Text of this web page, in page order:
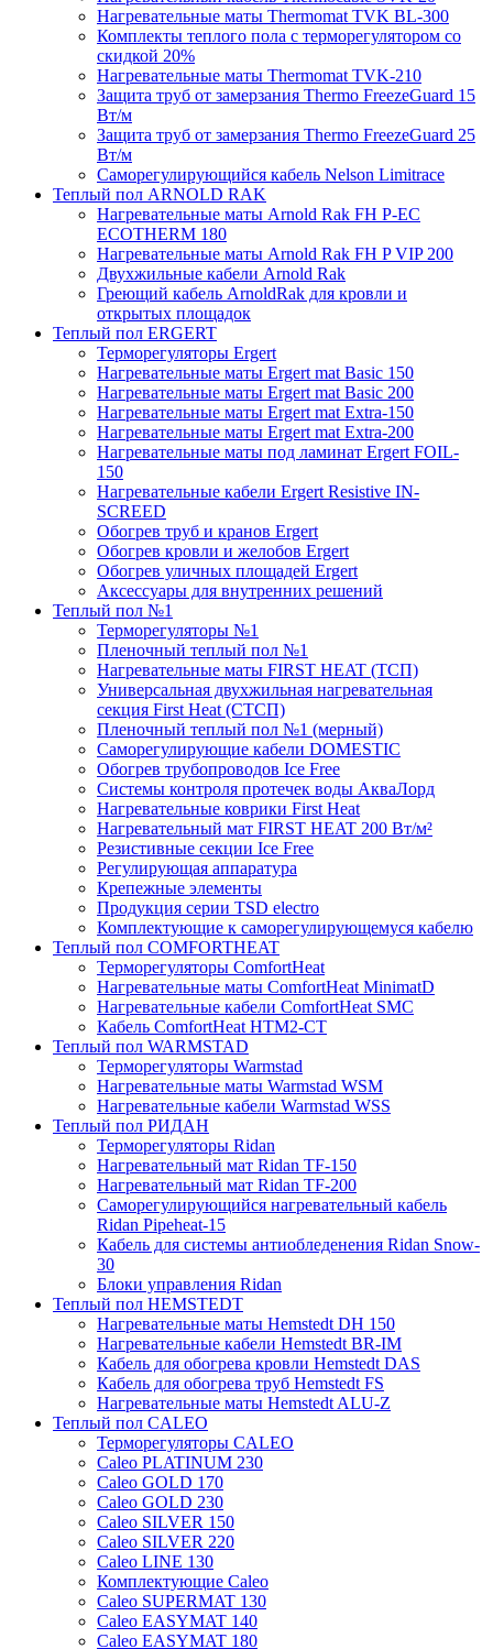
Нагревательные маты Thermomat TVK BL-300
Комплекты теплого пола с терморегулятором со
скидкой 20%
Нагревательные маты Thermomat TVK-210
Защита труб от замерзания Thermo FreezeGuard 15
Вт/м
Защита труб от замерзания Thermo FreezeGuard 25
Вт/м
Саморегулирующийся кабель Nelson Limitrace
Теплый пол ARNOLD RAK
Нагревательные маты Arnold Rak FH P-EC
ECOTHERM 180
Нагревательные маты Arnold Rak FH P VIP 200
Двухжильные кабели Arnold Rak
Греющий кабель ArnoldRak для кровли и
открытых площадок
Теплый пол ERGERT
Терморегуляторы Ergert
Нагревательные маты Ergert mat Basic 150
Нагревательные маты Ergert mat Basic 200
Нагревательные маты Ergert mat Extra-150
Нагревательные маты Ergert mat Extra-200
Нагревательные маты под ламинат Ergert FOIL-
150
Нагревательные кабели Ergert Resistive IN-
SCREED
Обогрев труб и кранов Ergert
Обогрев кровли и желобов Ergert
Обогрев уличных площадей Ergert
Аксессуары для внутренних решений
Теплый пол №1
Терморегуляторы №1
Пленочный теплый пол №1
Нагревательные маты FIRST HEAT (ТСП)
Универсальная двухжильная нагревательная
секция First Heat (СТСП)
Пленочный теплый пол №1 (мерный)
Саморегулирующие кабели DOMESTIC
Обогрев трубопроводов Ice Free
Системы контроля протечек воды АкваЛорд
Нагревательные коврики First Heat
Нагревательный мат FIRST HEAT 200 Вт/м²
Резистивные секции Ice Free
Регулирующая аппаратура
Крепежные элементы
Продукция серии TSD electro
Комплектующие к саморегулирующемуся кабелю
Теплый пол COMFORTHEAT
Терморегуляторы ComfortHeat
Нагревательные маты ComfortHeat MinimatD
Нагревательные кабели ComfortHeat SMC
Кабель ComfortHeat HTM2-CT
Теплый пол WARMSTAD
Терморегуляторы Warmstad
Нагревательные маты Warmstad WSM
Нагревательные кабели Warmstad WSS
Теплый пол РИДАН
Терморегуляторы Ridan
Нагревательный мат Ridan TF-150
Нагревательный мат Ridan TF-200
Саморегулирующийся нагревательный кабель
Ridan Pipeheat-15
Кабель для системы антиобледенения Ridan Snow-
30
Блоки управления Ridan
Теплый пол HEMSTEDT
Нагревательные маты Hemstedt DH 150
Нагревательные кабели Hemstedt BR-IM
Кабель для обогрева кровли Hemstedt DAS
Кабель для обогрева труб Hemstedt FS
Нагревательные маты Hemstedt ALU-Z
Теплый пол CALEO
Терморегуляторы CALEO
Caleo PLATINUM 230
Caleo GOLD 170
Caleo GOLD 230
Caleo SILVER 150
Caleo SILVER 220
Caleo LINE 130
Комплектующие Caleo
Caleo SUPERMAT 130
Caleo EASYMAT 140
Caleo EASYMAT 180